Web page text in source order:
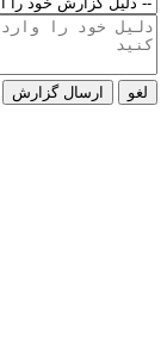
لغو ارسال گزارش